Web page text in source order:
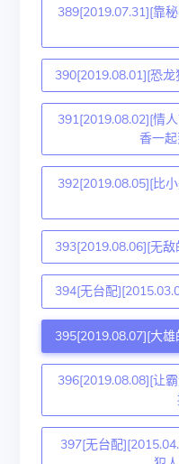
389[2019.07.31][靠
390[2019.08.01][恐龙
391[2019.08.02][情
香一
392[2019.08.05][比
393[2019.08.06][无
394[无台配
395[2019.08.07][大
396[2019.08.08][让
397[无台配